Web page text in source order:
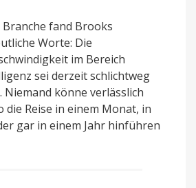
fand Brooks
Worte: Die
im Bereich
sei derzeit schlichtweg
könne verlässlich
die Reise in einem Monat, in
gar in einem Jahr hinführen